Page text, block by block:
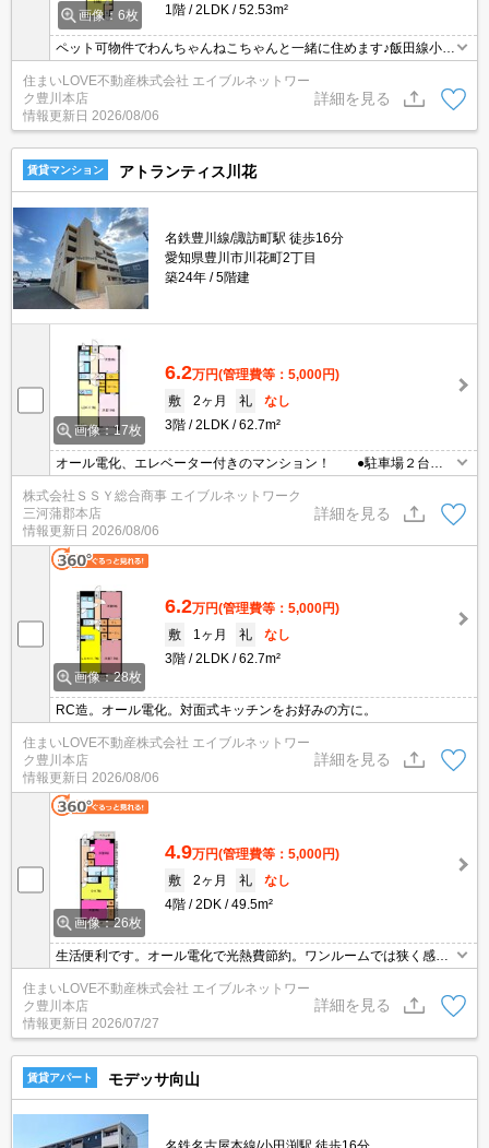
画像：6枚
1階
2LDK 52.53m²
ペット可物件でわんちゃんねこちゃんと一緒に住めます♪飯田線小坂
井駅まで徒歩10分圏内！スーパーやコンビニが近く、生活が便利な
エリアです☆
住まいLOVE不動産株式会社 エイブルネットワー
ク豊川本店
情報更新日 2026/08/06
詳細を見る
賃貸マンション アトランティス川花
名鉄豊川線/諏訪町駅 徒歩16分
愛知県豊川市川花町2丁目
築24年
5階建
画像：17枚
6.2万円(管理費等：5,000円)
敷
2ヶ月 礼
なし
3階
2LDK 62.7m²
オール電化、エレベーター付きのマンション！ ●駐車場２台あ
り：3300円／台 ●システムキッチン・エアコン１基付き ●２
年毎の更新料不要 ●8月21日退去予定
株式会社ＳＳＹ総合商事 エイブルネットワーク
三河蒲郡本店
情報更新日 2026/08/06
詳細を見る
画像：28枚
6.2万円(管理費等：5,000円)
敷
1ヶ月 礼
なし
3階
2LDK 62.7m²
RC造。オール電化。対面式キッチンをお好みの方に。
住まいLOVE不動産株式会社 エイブルネットワー
ク豊川本店
情報更新日 2026/08/06
詳細を見る
画像：26枚
4.9万円(管理費等：5,000円)
敷
2ヶ月 礼
なし
4階
2DK 49.5m²
生活便利です。オール電化で光熱費節約。ワンルームでは狭く感じ
る単身の方にもオススメ！
住まいLOVE不動産株式会社 エイブルネットワー
ク豊川本店
情報更新日 2026/07/27
詳細を見る
賃貸アパート モデッサ向山